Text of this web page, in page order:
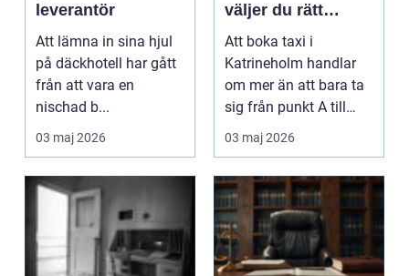
leverantör
Att lämna in sina hjul
på däckhotell har gått
från att vara en
nischad b...
03 maj 2026
väljer du rätt
lösning för dina
resor
Att boka taxi i
Katrineholm handlar
om mer än att bara ta
sig från punkt A till
punkt B. Många vill ...
03 maj 2026